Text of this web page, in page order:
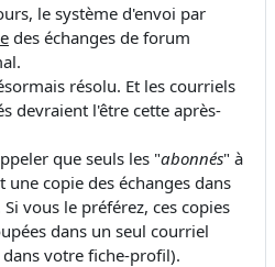
le système d'envoi par
des échanges de forum
résolu. Et les courriels
devraient l'être cette après-
que seuls les "abonnés" à
copie des échanges dans
vous le préférez, ces copies
dans un seul courriel
votre fiche-profil).